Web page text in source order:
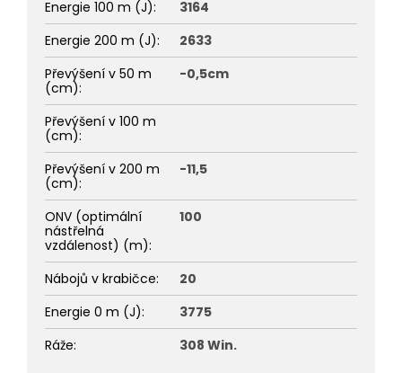
Energie 100 m (J):
3164
Energie 200 m (J):
2633
Převýšení v 50 m
(cm):
-0,5cm
Převýšení v 100 m
(cm):
Převýšení v 200 m
(cm):
-11,5
ONV (optimální
nástřelná
vzdálenost) (m):
100
Nábojů v krabičce:
20
Energie 0 m (J):
3775
Ráže: 308 Win.